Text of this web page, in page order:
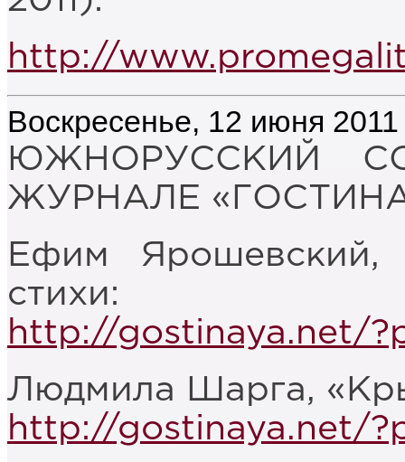
http://
Воскресенье, 12 июня
ЮЖНОРУССКИЙ
ЖУРНАЛЕ
Ефим Ярошевский,
стихи:
http://gostinaya.net/
Людмила Шарга,
http://gostinaya.net/